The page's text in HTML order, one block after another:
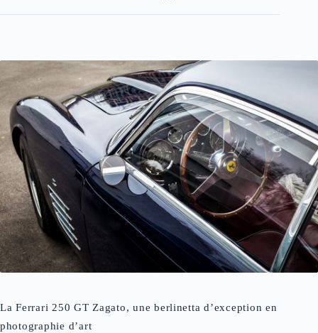
La Ferrari 250 GT Zagato, une berlinetta d’exception en
photographie d’art